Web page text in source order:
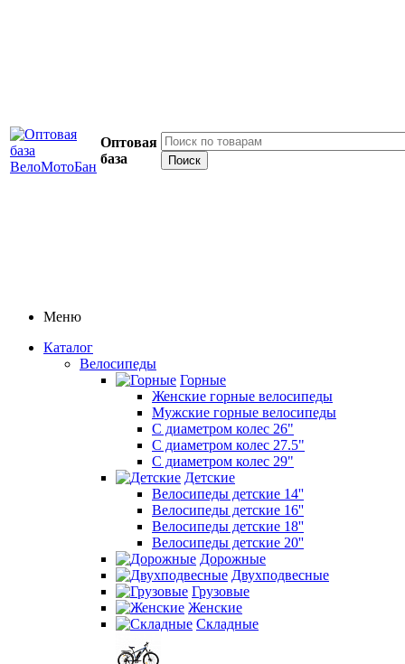
Оптовая
база
Меню
Каталог
Велосипеды
Горные
Женские горные велосипеды
Мужские горные велосипеды
С диаметром колес 26"
С диаметром колес 27.5"
С диаметром колес 29"
Детские
Велосипеды детские 14''
Велосипеды детские 16''
Велосипеды детские 18''
Велосипеды детские 20''
Дорожные
Двухподвесные
Грузовые
Женские
Складные